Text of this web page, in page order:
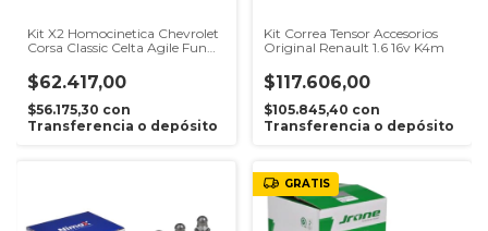
Kit X2 Homocinetica Chevrolet
Corsa Classic Celta Agile Fun
$62.417,00
$56.175,30 con
Transferencia o depósito
Kit Correa Tensor Accesorios
Original Renault 1.6 16v K4m
$117.606,00
$105.845,40 con
Transferencia o depósito
GRATIS